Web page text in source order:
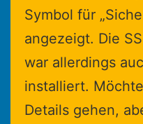
Symbol für
angezeigt. Die
war allerdings
installiert.
Details gehen,